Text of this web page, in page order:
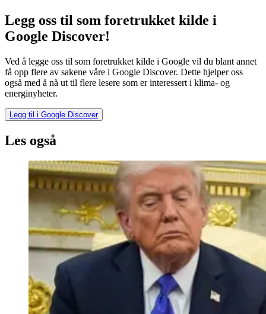
Legg oss til som foretrukket kilde i
Google Discover!
Ved å legge oss til som foretrukket kilde i Google vil du blant annet
få opp flere av sakene våre i Google Discover. Dette hjelper oss
også med å nå ut til flere lesere som er interessert i klima- og
energinyheter.
Legg til i Google Discover
Les også